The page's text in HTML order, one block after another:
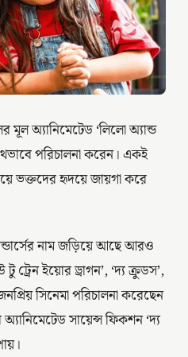
মূল অ্যানিমেটেড ‘লিলো অ্যান্ড
পরিচালনা করেন। একই
ভক্তদের হৃদয়ে জায়গা করে
নাম জড়িয়ে আছে আরও
ট্রেন ইয়োর ড্রাগন’, ‘দ্য ক্রুডস’,
সিনেমা পরিচালনা করেছেন
সায়েন্স ফিকশন ‘দ্য